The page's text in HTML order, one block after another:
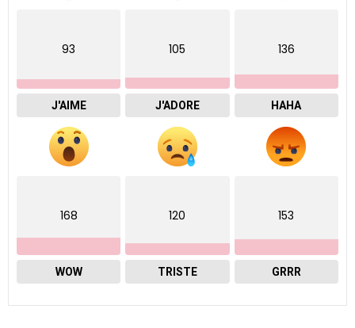
93
J'AIME
105
J'ADORE
136
HAHA
168
WOW
120
TRISTE
153
GRRR